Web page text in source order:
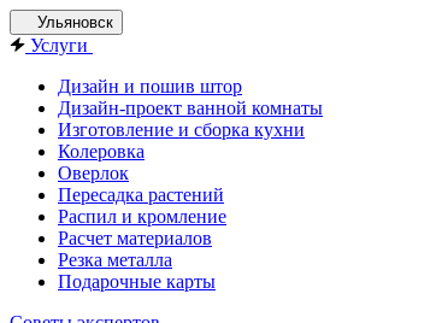
Ульяновск
Услуги
Дизайн и пошив штор
Дизайн-проект ванной комнаты
Изготовление и сборка кухни
Колеровка
Оверлок
Пересадка растений
Распил и кромление
Расчет материалов
Резка металла
Подарочные карты